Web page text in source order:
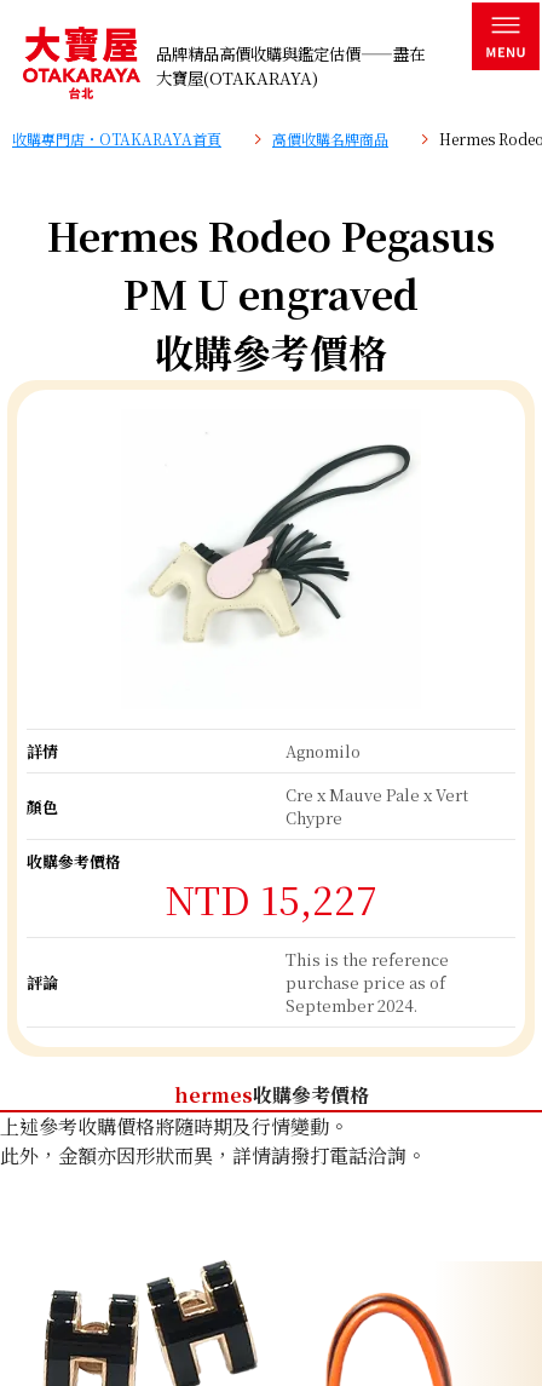
品牌精品高價收購與鑑定估價——盡在
大寶屋(OTAKARAYA)
收購專門店・OTAKARAYA首頁 高價收購名牌商品 Hermes
Hermes Rodeo Pegasus
PM U engraved
收購參考價格
詳情 Agnomilo
顏色
Cre x Mauve Pale x Vert
Chypre
收購參考價格
NTD 15,227
評論
This is the reference
purchase price as of
September 2024.
hermes收購參考價格
上述參考收購價格將隨時期及行情變動。
此外，金額亦因形狀而異，詳情請撥打電話洽詢。